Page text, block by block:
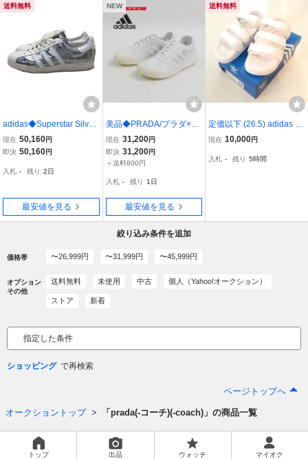
送料無料
adidas◆Superstar Silver/
スーパースター/ローカッ
トスニーカー/30.5cm/SL
現在 50,160円
即決 50,160円
入札 - 残り 2日
最安値を見る
NEW
美品◆PRADA/プラダ×ア
ディダス FZ5447 A+P LU
NA ROSSA 21 ルナ ロッ
サ21 スニーカー シューズ
現在 31,200円
即決 31,200円
＋送料800円
入札 - 残り 1日
最安値を見る
送料無料
定価以下 (26.5) adidas ori
ginals ADILETTE アディ
レッテ サンダル グラディ
現在 10,000円
入札 - 残り 5時間
絞り込み条件を追加
価格帯 〜26,999円 〜31,999円 〜45,999円
オプション
その他
送料無料 未使用 中古 個人（Yahoo!オークション）
ストア 新着
指定した条件
ショッピング
ページトップへ
オークショントップ 「prada(-コーチ)(-coach)」の商品一覧
トップ 出品 ウォッチ マイオク